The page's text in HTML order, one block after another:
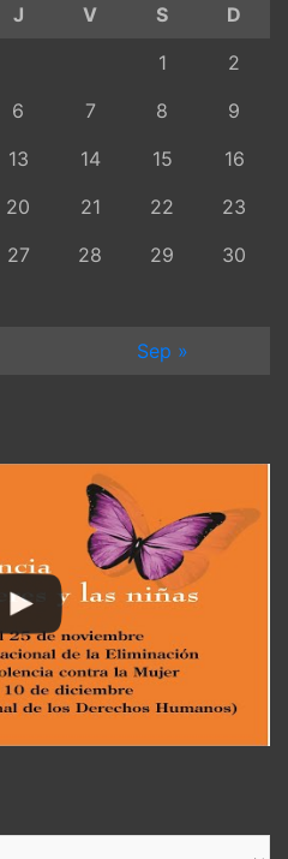
J V S
D
1
2
6 7 8
9
13 14 15
16
20 21 22
23
27 28 29
30
Sep »